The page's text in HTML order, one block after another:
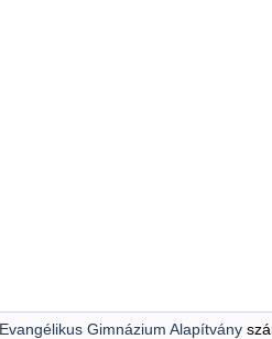
Evangélikus Gimnázium Alapítvány